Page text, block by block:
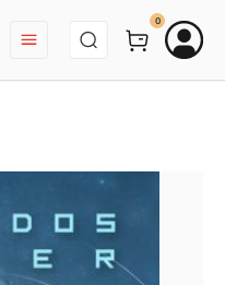
BEJELENTKEZÉS
0